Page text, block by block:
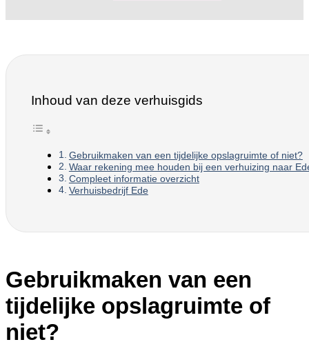
Inhoud van deze verhuisgids
Gebruikmaken van een tijdelijke opslagruimte of niet?
Waar rekening mee houden bij een verhuizing naar
Compleet informatie overzicht
Verhuisbedrijf Ede
Gebruikmaken van een
tijdelijke opslagruimte of
niet?